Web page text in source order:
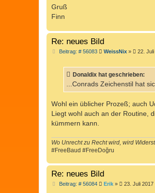
Gruß
Finn
Re: neues Bild
Beitrag: # 56083B
r
a
WeissNix» 22. Juli
Donaldix hat geschrieben:
...Conrads Zeichenstil hat
Wohl ein üblicher Prozeß; auch
Liegt wohl auch an der Routine,
kümmern kann.
Wo Unrecht zu Recht wird, wird
#FreeBaud #FreeDoğru
Re: neues Bild
Beitrag: # 56084B Erik» 23. Juli 2017